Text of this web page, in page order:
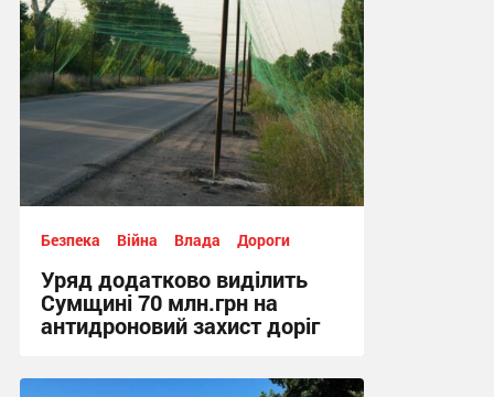
Безпека Війна Влада Дороги
Уряд додатково виділить
Сумщині 70 млн.грн на
антидроновий захист доріг